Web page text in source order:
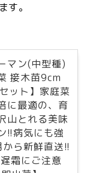
す。
マン(中型種)
接木苗9cm
ット】家庭菜
に最適の、育
山とれる美味
!!病気にも強
ら新鮮直送!!
霜にご注意